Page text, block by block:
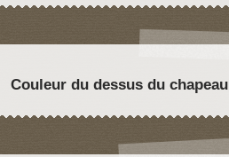
Couleur du dessus du chapeau